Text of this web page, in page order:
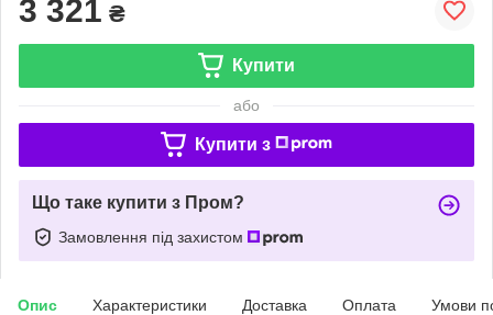
3 321 ₴
Купити
або
Купити з
Що таке купити з Пром?
Замовлення під захистом
Опис Характеристики Доставка Оплата Умови